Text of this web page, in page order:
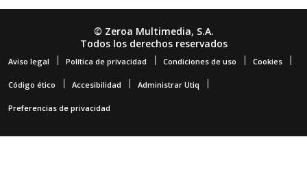
© Zeroa Multimedia, S.A.
Todos los derechos reservados
Aviso legal Política de privacidad Condiciones de uso Cookies
Código ético Accesibilidad Administrar Utiq
Preferencias de privacidad